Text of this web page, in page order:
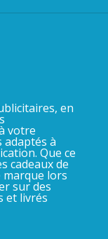
en
votre
adaptés à
Que ce
cadeaux de
marque lors
sur des
et livrés